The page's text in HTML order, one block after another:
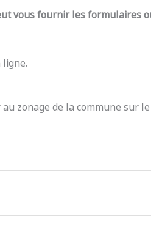
vous fournir les formulaires
ligne.
zonage de la commune sur